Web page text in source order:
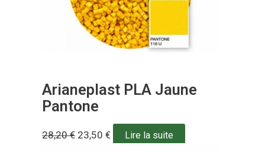
Arianeplast PLA Jaune
Pantone
28,20€ 23,50 € Lire la suite